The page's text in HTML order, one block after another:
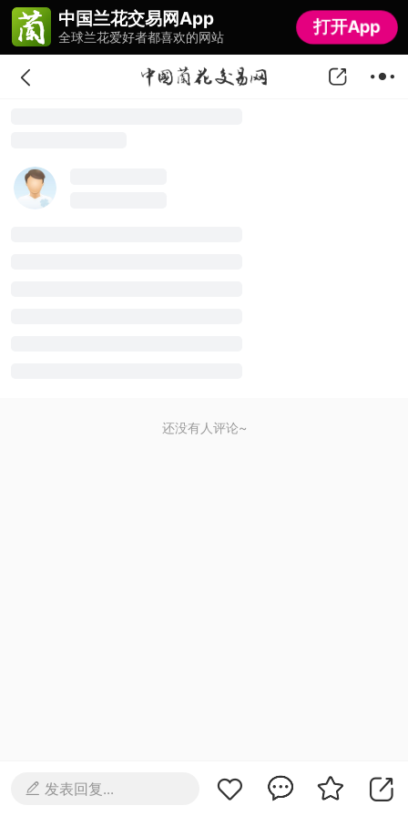
中国兰花交易网App
全球兰花爱好者都喜欢的网站
打开App
中国兰花交易网App
全球兰花爱好者都喜欢的网站
打开App
还没有人评论~
发表回复...